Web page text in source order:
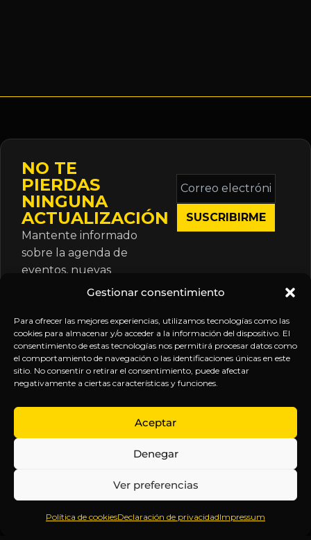
Gestionar consentimiento
Para ofrecer las mejores experiencias, utilizamos tecnologías como las
cookies para almacenar y/o acceder a la información del dispositivo. El
consentimiento de estas tecnologías nos permitirá procesar datos como
el comportamiento de navegación o las identificaciones únicas en este
sitio. No consentir o retirar el consentimiento, puede afectar
negativamente a ciertas características y funciones.
Aceptar
Denegar
Ver preferencias
Política de cookiesDeclaración de privacidadImpressum
NO TE
PIERDAS
NINGUNA
ACTUALIZACIÓN
Mantente informado
sobre la agenda de
eventos, nuevas
publicaciones y
suscripción.
Correo
electrónico
*
Inteligencia
Anticipándonos
EXPLORA
Inicio
Sobre
Contenido
Webinars
LEGAL
Política
de
Términos y
Aviso
SÍGUENOS